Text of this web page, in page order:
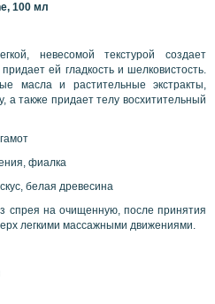
100 мл
невесомой текстурой создает
ей гладкость и шелковистость.
масла и растительные экстракты,
а также придает телу восхитительный
фиалка
белая древесина
спрея на очищенную, после принятия
легкими массажными движениями.